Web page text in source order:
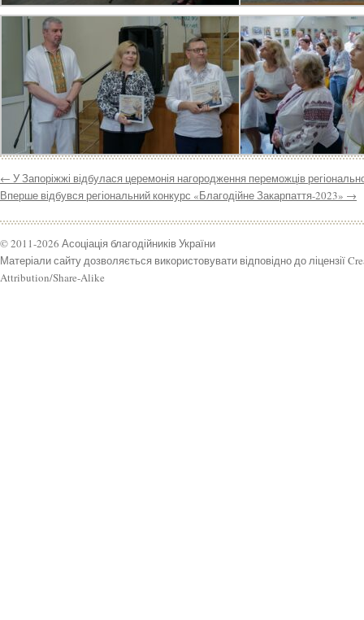
← У Запоріжжі відбулася церемонія нагородження переможців
Вперше відбувся регіональний конкурс «Благодійне Закарпаття-2023» →
© 2011-2026 Асоціація благодійників України
Матеріали сайту дозволяється використовувати відповідно до ліцензії
Attribution/Share-Alike